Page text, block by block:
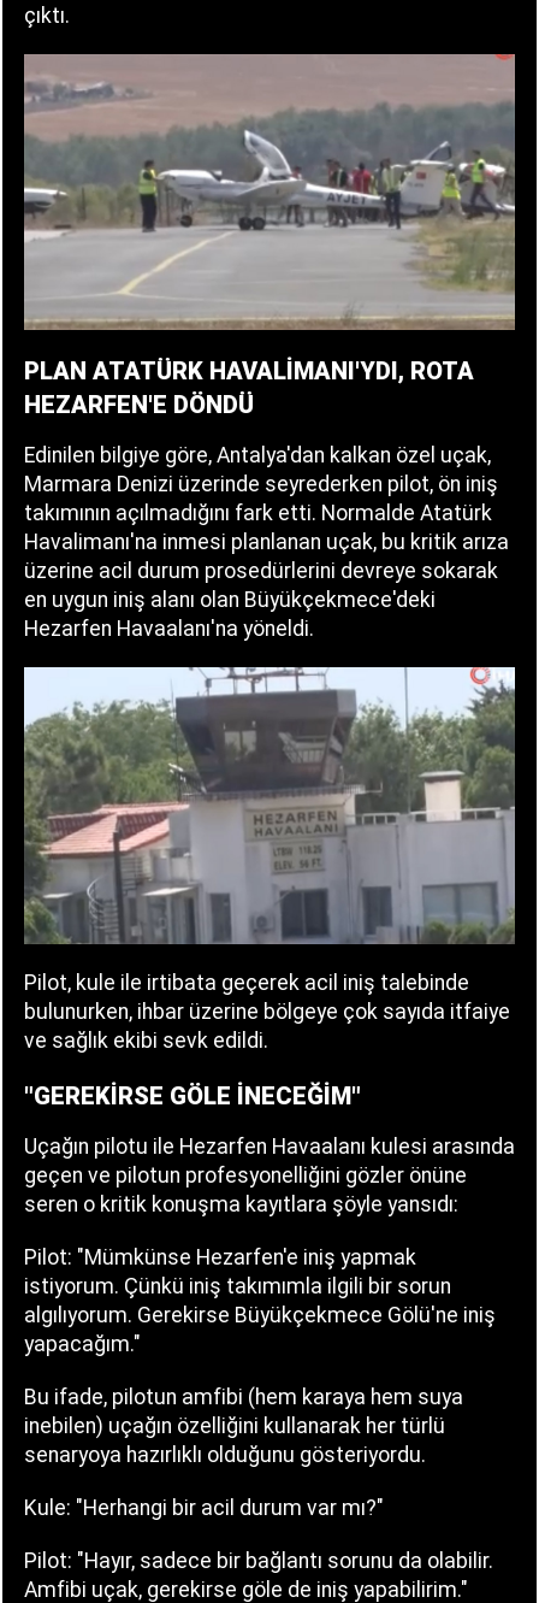
çıktı.
PLAN ATATÜRK HAVALİMANI'YDI, ROTA
HEZARFEN'E DÖNDÜ
Edinilen bilgiye göre, Antalya'dan kalkan özel uçak,
Marmara Denizi üzerinde seyrederken pilot, ön iniş
takımının açılmadığını fark etti. Normalde Atatürk
Havalimanı'na inmesi planlanan uçak, bu kritik arıza
üzerine acil durum prosedürlerini devreye sokarak
en uygun iniş alanı olan Büyükçekmece'deki
Hezarfen Havaalanı'na yöneldi.
Pilot, kule ile irtibata geçerek acil iniş talebinde
bulunurken, ihbar üzerine bölgeye çok sayıda itfaiye
ve sağlık ekibi sevk edildi.
"GEREKİRSE GÖLE İNECEĞİM"
Uçağın pilotu ile Hezarfen Havaalanı kulesi arasında
geçen ve pilotun profesyonelliğini gözler önüne
seren o kritik konuşma kayıtlara şöyle yansıdı:
Pilot: "Mümkünse Hezarfen'e iniş yapmak
istiyorum. Çünkü iniş takımımla ilgili bir sorun
algılıyorum. Gerekirse Büyükçekmece Gölü'ne iniş
yapacağım."
Bu ifade, pilotun amfibi (hem karaya hem suya
inebilen) uçağın özelliğini kullanarak her türlü
senaryoya hazırlıklı olduğunu gösteriyordu.
Kule: "Herhangi bir acil durum var mı?"
Pilot: "Hayır, sadece bir bağlantı sorunu da olabilir.
Amfibi uçak, gerekirse göle de iniş yapabilirim."